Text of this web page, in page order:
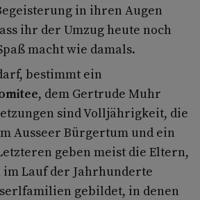
in ihren Augen
ihr der Umzug heute noch
macht wie damals.
bestimmt ein
, dem Gertrude Muhr
sind Volljährigkeit, die
Ausseer Bürgertum und ein
geben meist die Eltern,
Lauf der Jahrhunderte
gebildet, in denen